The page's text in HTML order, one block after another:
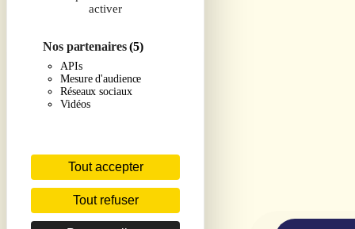
activer
Nos partenaires(5)
APIs
Mesure d'audience
Réseaux sociaux
Vidéos
Tout accepter
Tout refuser